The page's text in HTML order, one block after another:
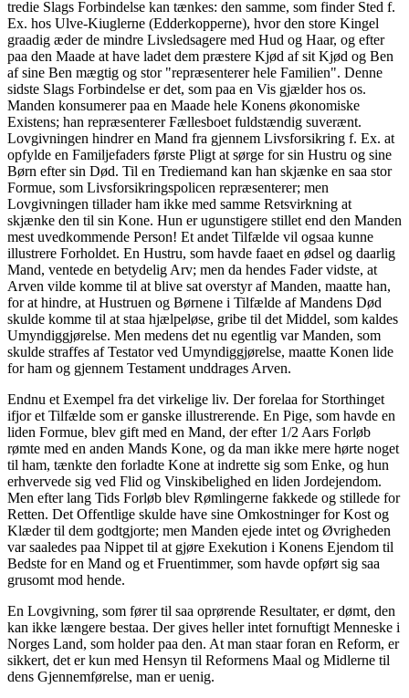
tredie Slags Forbindelse kan tænkes: den samme, som finder Sted f.
Ex. hos Ulve-Kiuglerne (Edderkopperne), hvor den store Kingel
graadig æder de mindre Livsledsagere med Hud og Haar, og efter
paa den Maade at have ladet dem præstere Kjød af sit Kjød og Ben
af sine Ben mægtig og stor "repræsenterer hele Familien". Denne
sidste Slags Forbindelse er det, som paa en Vis gjælder hos os.
Manden konsumerer paa en Maade hele Konens økonomiske
Existens; han repræsenterer Fællesboet fuldstændig suverænt.
Lovgivningen hindrer en Mand fra gjennem Livsforsikring f. Ex. at
opfylde en Familjefaders første Pligt at sørge for sin Hustru og sine
Børn efter sin Død. Til en Trediemand kan han skjænke en saa stor
Formue, som Livsforsikringspolicen repræsenterer; men
Lovgivningen tillader ham ikke med samme Retsvirkning at
skjænke den til sin Kone. Hun er ugunstigere stillet end den Manden
mest uvedkommende Person! Et andet Tilfælde vil ogsaa kunne
illustrere Forholdet. En Hustru, som havde faaet en ødsel og daarlig
Mand, ventede en betydelig Arv; men da hendes Fader vidste, at
Arven vilde komme til at blive sat overstyr af Manden, maatte han,
for at hindre, at Hustruen og Børnene i Tilfælde af Mandens Død
skulde komme til at staa hjælpeløse, gribe til det Middel, som kaldes
Umyndiggjørelse. Men medens det nu egentlig var Manden, som
skulde straffes af Testator ved Umyndiggjørelse, maatte Konen lide
for ham og gjennem Testament unddrages Arven.
Endnu et Exempel fra det virkelige liv. Der forelaa for Storthinget
ifjor et Tilfælde som er ganske illustrerende. En Pige, som havde en
liden Formue, blev gift med en Mand, der efter 1/2 Aars Forløb
rømte med en anden Mands Kone, og da man ikke mere hørte noget
til ham, tænkte den forladte Kone at indrette sig som Enke, og hun
erhvervede sig ved Flid og Vinskibelighed en liden Jordejendom.
Men efter lang Tids Forløb blev Rømlingerne fakkede og stillede for
Retten. Det Offentlige skulde have sine Omkostninger for Kost og
Klæder til dem godtgjorte; men Manden ejede intet og Øvrigheden
var saaledes paa Nippet til at gjøre Exekution i Konens Ejendom til
Bedste for en Mand og et Fruentimmer, som havde opført sig saa
grusomt mod hende.
En Lovgivning, som fører til saa oprørende Resultater, er dømt, den
kan ikke længere bestaa. Der gives heller intet fornuftigt Menneske i
Norges Land, som holder paa den. At man staar foran en Reform, er
sikkert, det er kun med Hensyn til Reformens Maal og Midlerne til
dens Gjennemførelse, man er uenig.